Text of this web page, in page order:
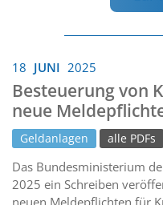
18 JUNI 2025
Besteuerung von
neue
Geldanlagen alle PDFs
Das Bundesministerium
2025 ein Schreiben